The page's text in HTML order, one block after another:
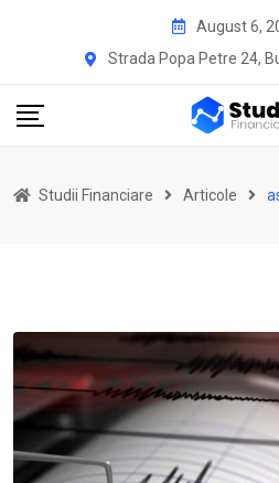
August 6,
Strada Popa Petre 24,
Studii Financiare Articole